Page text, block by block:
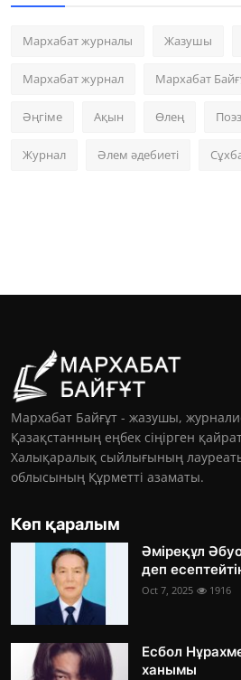
Мархабат журналы Жазушы
Мархабат журнал Мархабат
Әңгіме Ақын Өлең
Журнал Әлем әдебиеті
Мархабат Байғұт - жазушы,
Қазақстанның еңбек сіңірген
Халықаралық сыйлығының
облысының Құрметті азаматы.
Көп қаралым
Әміреқұл
деп
Oct 7, 2025 1916
Есбол
ханымы